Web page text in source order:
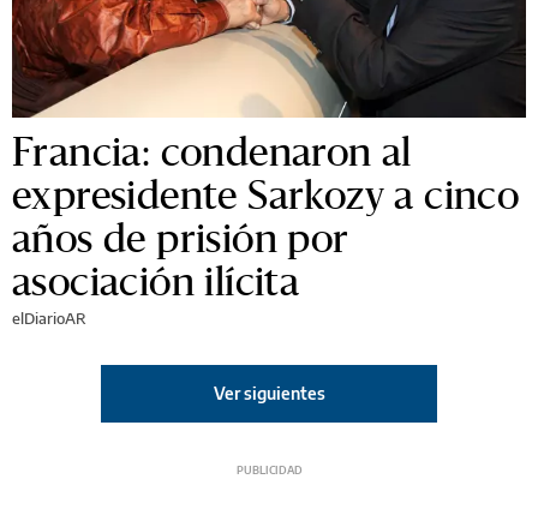
Francia: condenaron al
expresidente Sarkozy a cinco
años de prisión por
asociación ilícita
elDiarioAR
Ver siguientes